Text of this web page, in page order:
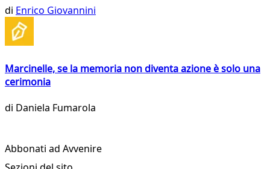
di Enrico Giovannini
Marcinelle, se la memoria non diventa azione è solo una
cerimonia
di Daniela Fumarola
Abbonati ad Avvenire